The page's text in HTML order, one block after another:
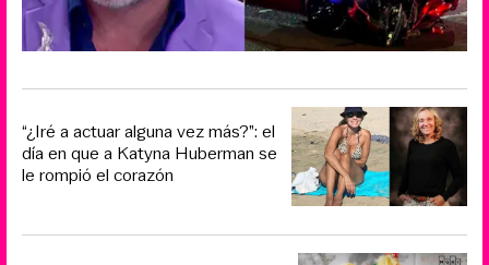
“¿Iré a actuar alguna vez más?”: el
día en que a Katyna Huberman se
le rompió el corazón